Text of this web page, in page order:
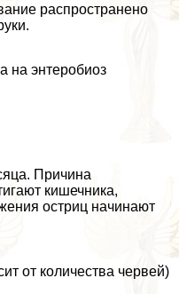
распространено
на энтеробиоз
Причина
кишечника,
остриц начинают
от количества червей)